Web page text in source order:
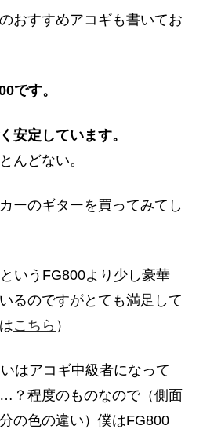
おすすめアコギも書いてお
です。
安定しています。
んどない。
ーのギターを買ってみてし
いうFG800より少し豪華
るのですがとても満足して
こちら ）
はアコギ中級者になって
？程度のものなので（側面
の色の違い）僕はFG800